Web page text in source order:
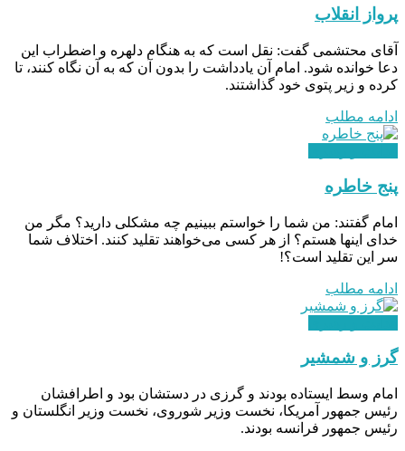
پرواز انقلاب
آقای محتشمی گفت: نقل است که به هنگام دلهره و اضطراب این
دعا خوانده شود. امام آن یادداشت را بدون آن که به آن نگاه کنند، تا
کرده و زیر پتوی خود گذاشتند.
ادامه مطلب
پنج خاطره
امام گفتند: من شما را خواستم ببینیم چه مشکلی دارید؟ مگر من
خدای اینها هستم؟ از هر کسی می‌خواهند تقلید کنند. اختلاف شما
سر این تقلید است؟!
ادامه مطلب
گرز و شمشیر
امام وسط ایستاده بودند و گرزی در دستشان بود و اطرافشان
رئیس جمهور آمریکا، نخست وزیر شوروی، نخست وزیر انگلستان و
رئیس جمهور فرانسه بودند.